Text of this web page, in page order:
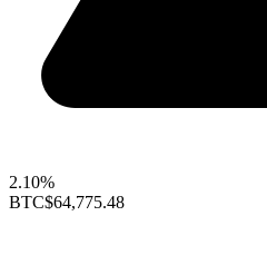
2.10%
BTC$64,775.48